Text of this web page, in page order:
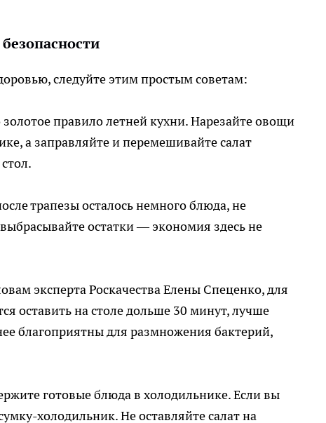
следуйте этим простым советам:
золотое правило летней кухни. Нарезайте овощи
а заправляйте и перемешивайте салат
трапезы осталось немного блюда, не
остатки — экономия здесь не
эксперта Роскачества Елены Спеценко, для
оставить на столе дольше 30 минут, лучше
благоприятны для размножения бактерий,
готовые блюда в холодильнике. Если вы
холодильник. Не оставляйте салат на